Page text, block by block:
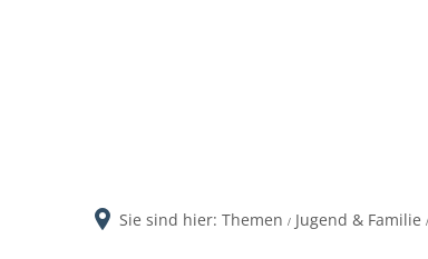
Sie sind hier: Themen Jugend & Familie